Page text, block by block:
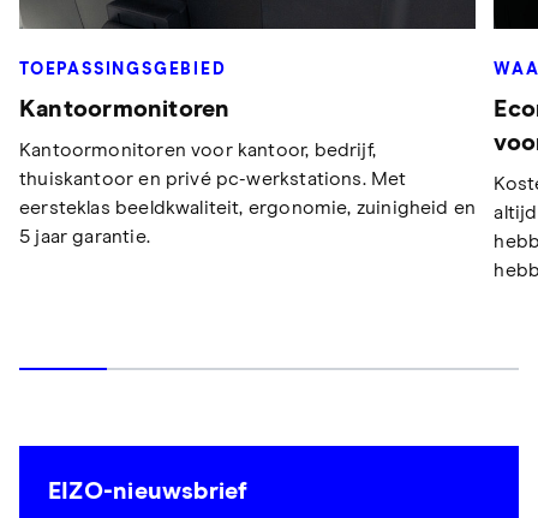
TOEPASSINGSGEBIED
Kantoormonitoren
Kantoormonitoren voor kantoor, bedrijf,
thuiskantoor en privé pc-werkstations. Met
eersteklas beeldkwaliteit, ergonomie, zuinigheid en
5 jaar garantie.
EIZO-nieuwsbrief